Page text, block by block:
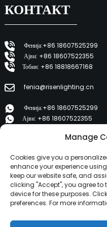
КОНТАКТ
Фенија:+86 18607525299
Ајви: +86 18607522355
Тобин: +86 18818667168
fenia@risenlighting.cn
Фенија:+86 18607525299
Ајви: +86 18607522355
ПРОИЗВОДИ
Производи
Manage
Cookies give you a
enhance your experience
keep our website safe, and
clicking "Accept", you agree to
device for these purposes.
preferences. For more